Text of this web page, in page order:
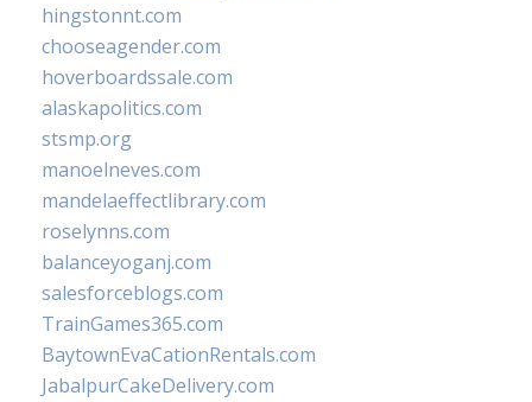
hingstonnt.com
chooseagender.com
hoverboardssale.com
alaskapolitics.com
stsmp.org
manoelneves.com
mandelaeffectlibrary.com
roselynns.com
balanceyoganj.com
salesforceblogs.com
TrainGames365.com
BaytownEvaCationRentals.com
JabalpurCakeDelivery.com